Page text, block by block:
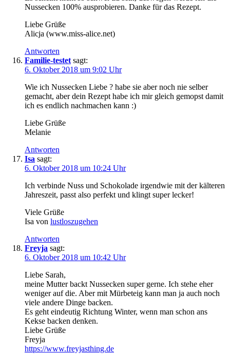
Nussecken 100% ausprobieren. Danke für das Rezept.
Liebe Grüße
Alicja (www.miss-alice.net)
Antworten
Familie-testet sagt:
6. Oktober 2018 um 9:02 Uhr
Wie ich Nussecken Liebe ? habe sie aber noch nie selber
gemacht, aber dein Rezept habe ich mir gleich gemopst damit
ich es endlich nachmachen kann :)
Liebe Grüße
Melanie
Antworten
Isa sagt:
6. Oktober 2018 um 10:24 Uhr
Ich verbinde Nuss und Schokolade irgendwie mit der kälteren
Jahreszeit, passt also perfekt und klingt super lecker!
Viele Grüße
Isa von lustloszugehen
Antworten
Freyja sagt:
6. Oktober 2018 um 10:42 Uhr
Liebe Sarah,
meine Mutter backt Nussecken super gerne. Ich stehe eher
weniger auf die. Aber mit Mürbeteig kann man ja auch noch
viele andere Dinge backen.
Es geht eindeutig Richtung Winter, wenn man schon ans
Kekse backen denken.
Liebe Grüße
Freyja
https://www.freyjasthing.de